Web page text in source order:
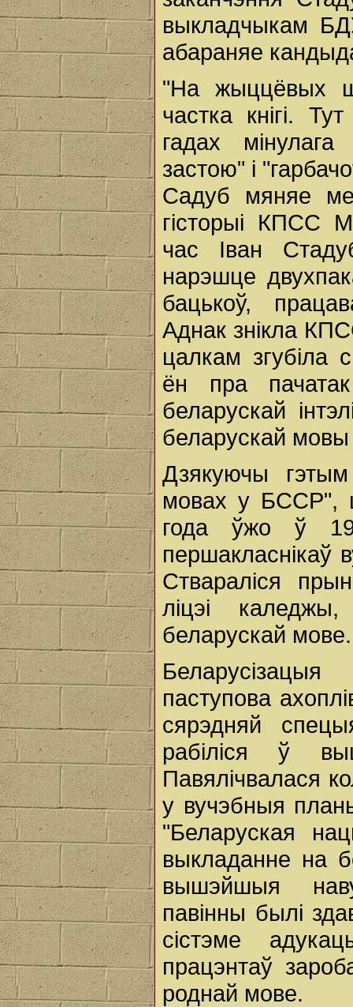
выкладчыкам
абараняе
"На жыццёвых
частка кнігі.
гадах
застою" і
Садуб мяняе
гісторыі КПСС
час Іван
нарэшце
бацькоў,
Аднак знікла
цалкам згубіла
ён пра
беларускай
беларускай мовы
Дзякуючы
мовах у БССР",
года ўжо ў
першакласнікаў
Ствараліся
ліцэі
беларускай мове.
паступова
сярэдняй
рабіліся ў
Павялічвалася
у вучэбныя
"Беларуская
выкладанне на
вышэйшыя
павінны былі
сістэме
працэнтаў
роднай мове.